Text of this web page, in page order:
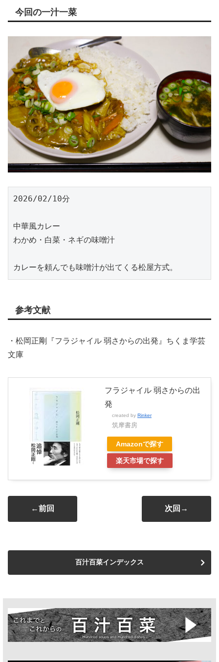
今回の一汁一菜
2026/02/10分
中華風カレー
わかめ・白菜・ネギの味噌汁
カレーを頼んでも味噌汁が出てくる松屋方式。
参考文献
・松岡正剛『フラジャイル 弱さからの出発』ちくま学芸
文庫
フラジャイル 弱さからの出
発
created by Rinker
筑摩書房
Amazonで探す
楽天市場で探す
←前回 次回→
百汁百菜インデックス